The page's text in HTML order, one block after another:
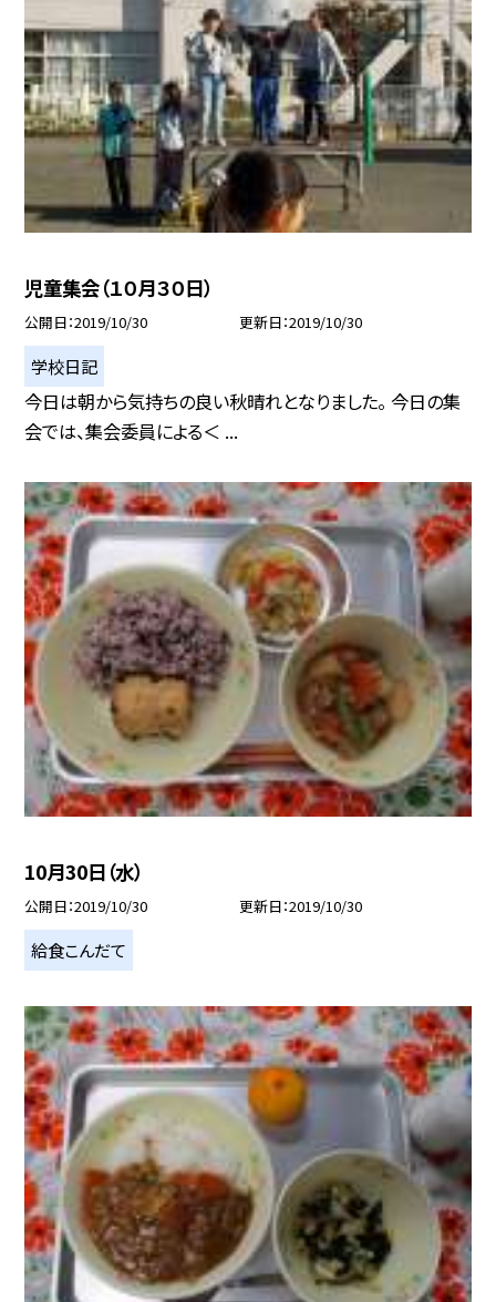
児童集会（１０月３０日）
公開日 2019/10/30 更新日 2019/10/30
学校日記
今日は朝から気持ちの良い秋晴れとなりました。 今日の集
会では、集会委員による＜ ...
10月30日（水）
公開日 2019/10/30 更新日 2019/10/30
給食こんだて